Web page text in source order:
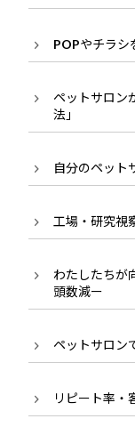
POPやチラシ
ペットサロン
法」
自分のペット
工場・研究視
わたしたちが
頭数減ー
ペットサロン
リピート率・